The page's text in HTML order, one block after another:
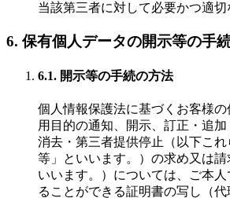
当該第三者に対して必要かつ適切
6. 保有個人データの開示等の手
6.1. 開示等の手続の方法
個人情報保護法に基づくお客様の
用目的の通知、開示、訂正・追加
消去・第三者提供停止（以下こ
等」といいます。）の求め又は
いいます。）については、ご本
ることができる証明書の写し（